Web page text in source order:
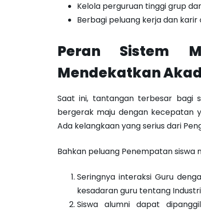
Kelola perguruan tinggi grup
Berbagi peluang kerja dan karir
Peran Sistem
Mendekatkan
Saat ini, tantangan terbesar bagi
bergerak maju dengan kecepatan
Ada kelangkaan yang serius dari
Bahkan peluang Penempatan siswa
Seringnya interaksi Guru
kesadaran guru tentang
Siswa alumni dapat